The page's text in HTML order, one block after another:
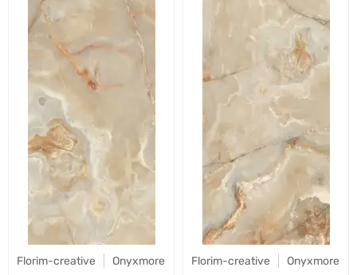
Florim-creative Onyxmore Florim-creative Onyxmore